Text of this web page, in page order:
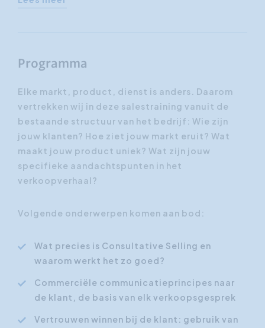
Programma
Elke markt, product, dienst is anders. Daarom
vertrekken wij in deze salestraining vanuit de
bestaande structuur van het bedrijf: Wie zijn
jouw klanten? Hoe ziet jouw markt eruit? Wat
maakt jouw product uniek? Wat zijn jouw
specifieke aandachtspunten in het
verkoopverhaal?
Volgende onderwerpen komen aan bod:
Wat precies is Consultative Selling en
waarom werkt het zo goed?
Commerciële communicatieprincipes naar
de klant, de basis van elk verkoopsgesprek
Vertrouwen winnen bij de klant: gebruik van